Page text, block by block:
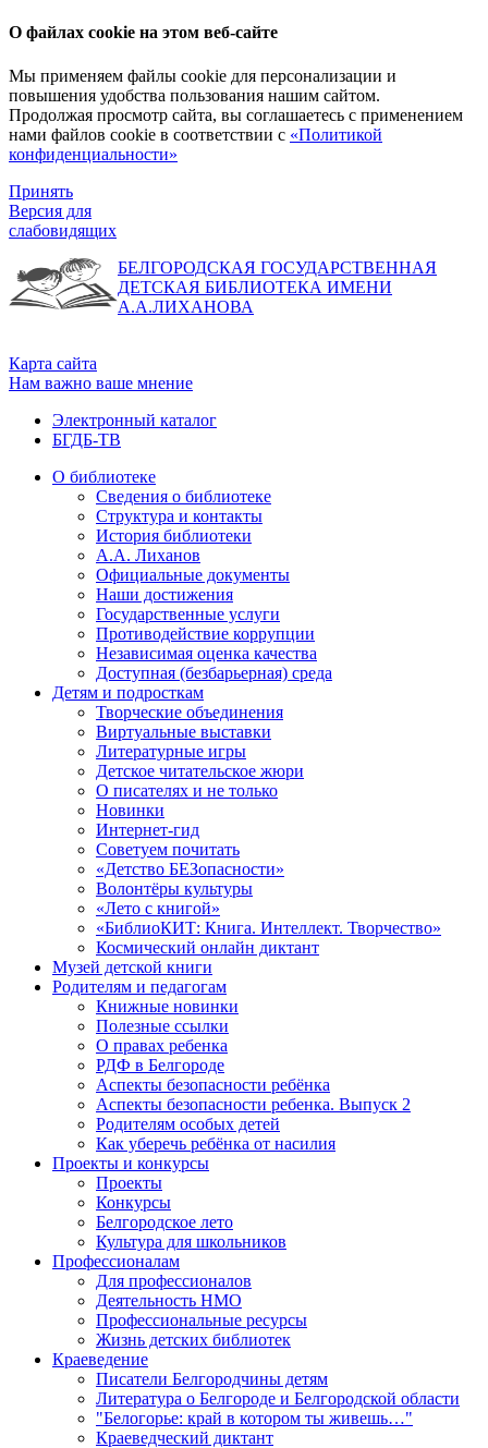
О файлах cookie на этом веб-сайте
Мы применяем файлы cookie для персонализации и
повышения удобства пользования нашим сайтом.
Продолжая просмотр сайта, вы соглашаетесь с применением
нами файлов cookie в соответствии с «Политикой
конфиденциальности»
Принять
Версия для
слабовидящих
БЕЛГОРОДСКАЯ ГОСУДАРСТВЕННАЯ
ДЕТСКАЯ БИБЛИОТЕКА ИМЕНИ
А.А.ЛИХАНОВА
Карта сайта
Нам важно ваше мнение
Электронный каталог
БГДБ-ТВ
О библиотеке
Сведения о библиотеке
Структура и контакты
История библиотеки
А.А. Лиханов
Официальные документы
Наши достижения
Государственные услуги
Противодействие коррупции
Независимая оценка качества
Доступная (безбарьерная) среда
Детям и подросткам
Творческие объединения
Виртуальные выставки
Литературные игры
Детское читательское жюри
О писателях и не только
Новинки
Интернет-гид
Советуем почитать
«Детство БЕЗопасности»
Волонтёры культуры
«Лето с книгой»
«БиблиоКИТ: Книга. Интеллект. Творчество»
Космический онлайн диктант
Музей детской книги
Родителям и педагогам
Книжные новинки
Полезные ссылки
О правах ребенка
РДФ в Белгороде
Аспекты безопасности ребёнка
Аспекты безопасности ребенка. Выпуск 2
Родителям особых детей
Как уберечь ребёнка от насилия
Проекты и конкурсы
Проекты
Конкурсы
Белгородское лето
Культура для школьников
Профессионалам
Для профессионалов
Деятельность НМО
Профессиональные ресурсы
Жизнь детских библиотек
Краеведение
Писатели Белгородчины детям
Литература о Белгороде и Белгородской области
"Белогорье: край в котором ты живешь…"
Краеведческий диктант